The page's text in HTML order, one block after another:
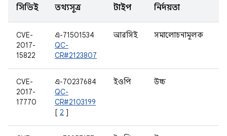
সিভিই তথ্যসূত্র টাইপ নির্দয়তা
CVE-
2017-
15822
এ-71501534
QC-
CR#2123807
আরসিই সমালোচনামূলক
CVE-
2017-
17770
এ-70237684
QC-
CR#2103199
[ 2 ]
ইওপি উচ্চ